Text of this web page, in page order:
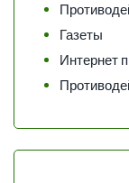
Газеты
Интернет